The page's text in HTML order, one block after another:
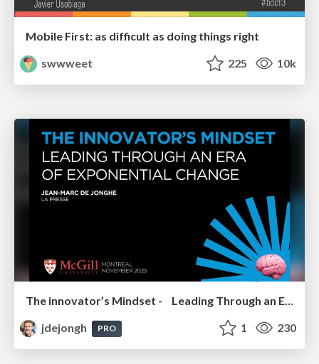
Mobile First: as difficult as doing things right
swwweet
225 10k
The innovator’s Mindset - Leading Through an Era of Exponential Change - McGill University 2025
jdejongh
PRO 1 230